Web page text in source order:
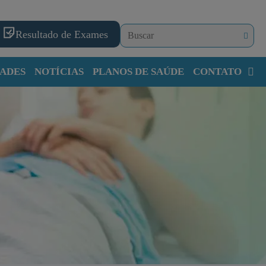
Resultado de Exames
NOTÍCIAS PLANOS DE SAÚDE CONTATO